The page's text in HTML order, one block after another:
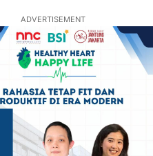
ADVERTISEMENT